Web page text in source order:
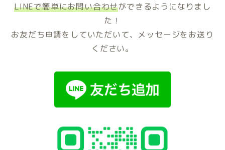
LINEで簡単にお問い合わせができるようになりまし
た！
お友だち申請をしていただいて、メッセージをお送り
ください。